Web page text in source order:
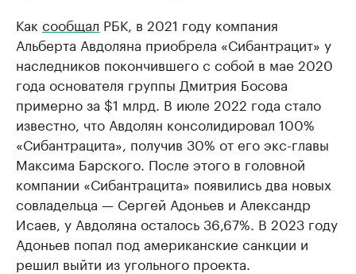
Как сообщал РБК, в 2021 году компания
Альберта Авдоляна приобрела «Сибантрацит» у
наследников покончившего с собой в мае 2020
года основателя группы Дмитрия Босова
примерно за $1 млрд. В июле 2022 года стало
известно, что Авдолян консолидировал 100%
«Сибантрацита», получив 30% от его экс-главы
Максима Барского. После этого в головной
компании «Сибантрацита» появились два новых
совладельца — Сергей Адоньев и Александр
Исаев, у Авдоляна осталось 36,67%. В 2023 году
Адоньев попал под американские санкции и
решил выйти из угольного проекта.